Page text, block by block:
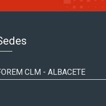
CLM - ALBACETE